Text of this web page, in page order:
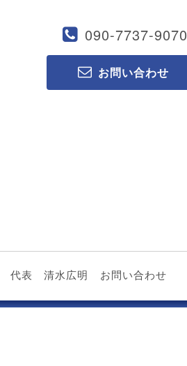
090-7737-9070
お問い合わせ
代表 清水広明 お問い合わせ